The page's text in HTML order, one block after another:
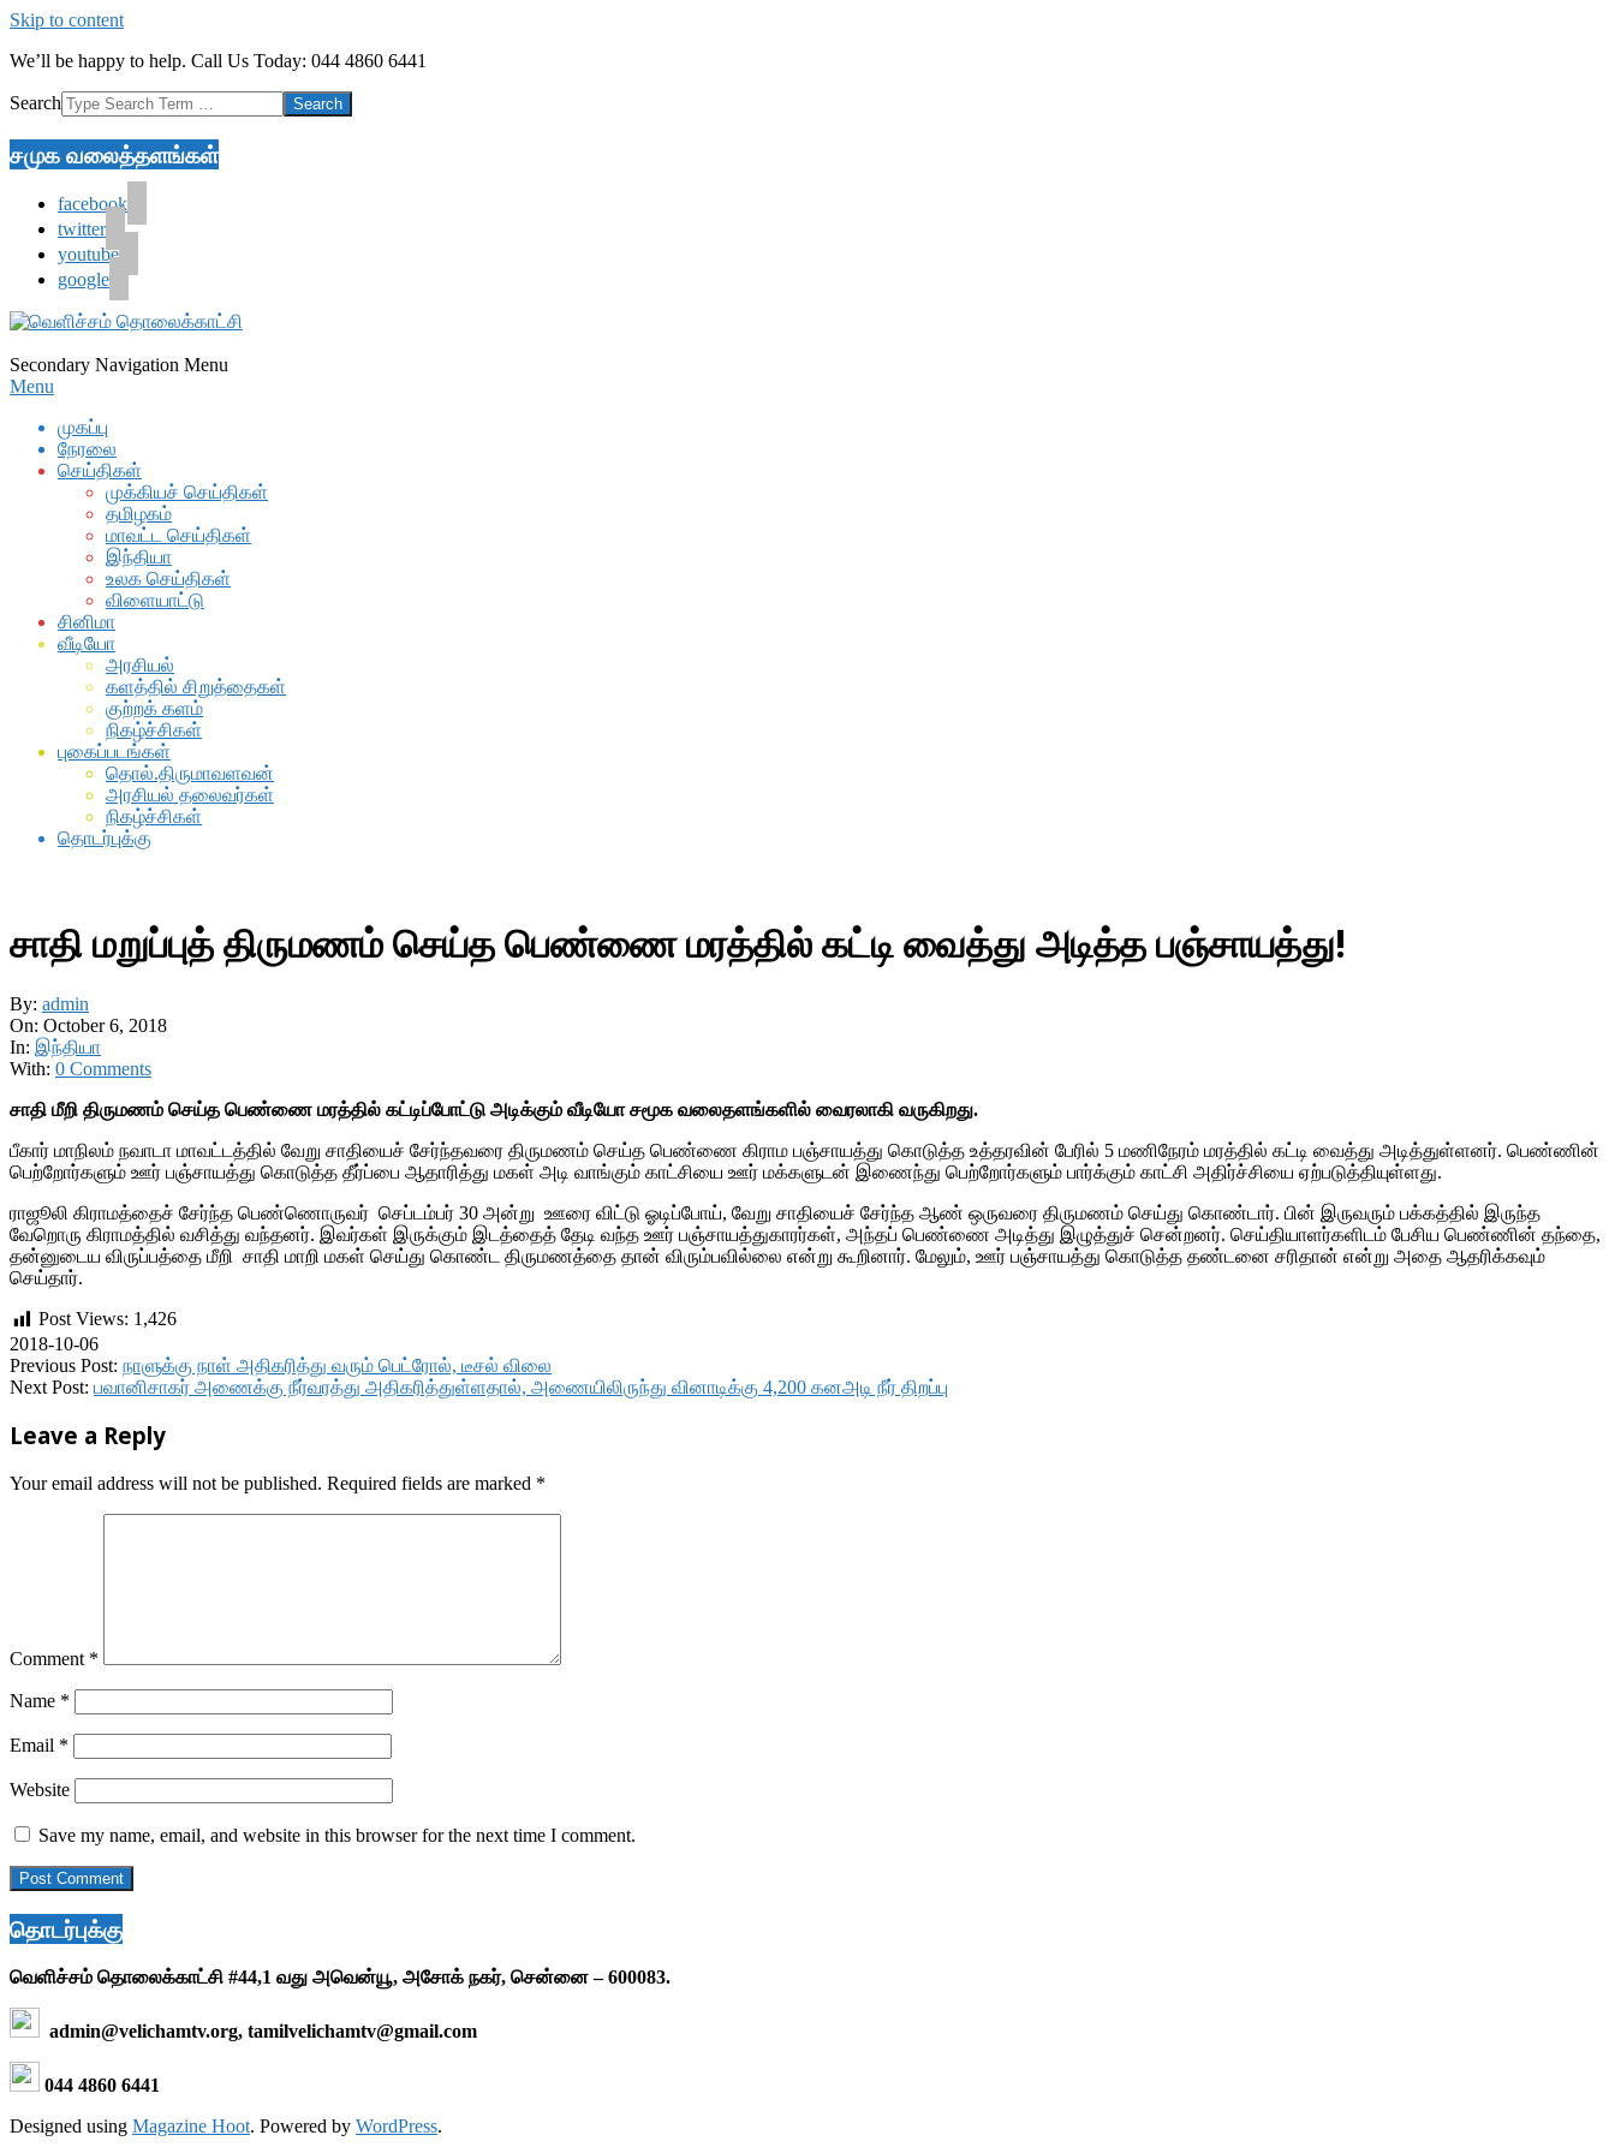
Skip to content
We’ll be happy to help. Call Us Today: 044 4860 6441
Search
சமுக வலைத்தளங்கள்
facebook
twitter
youtube
google
Secondary Navigation Menu
Menu
முகப்பு
நேரலை
செய்திகள்
முக்கியச் செய்திகள்
தமிழகம்
மாவட்ட செய்திகள்
இந்தியா
உலக செய்திகள்
விளையாட்டு
சினிமா
வீடியோ
அரசியல்
களத்தில் சிறுத்தைகள்
குற்றக் களம்
நிகழ்ச்சிகள்
புகைப்படங்கள்
தொல்.திருமாவளவன்
அரசியல் தலைவர்கள்
நிகழ்ச்சிகள்
தொடர்புக்கு
சாதி மறுப்புத் திருமணம் செய்த பெண்ணை மரத்தில் கட்டி வைத்து அடித்த பஞ்சாயத்து!
By: admin
On: October 6, 2018
In: இந்தியா
With: 0 Comments
சாதி மீறி திருமணம் செய்த பெண்ணை மரத்தில் கட்டிப்போட்டு அடிக்கும் வீடியோ சமூக வலைதளங்களில் வைரலாகி வருகிறது.
பீகார் மாநிலம் நவாடா மாவட்டத்தில் வேறு சாதியைச் சேர்ந்தவரை திருமணம் செய்த பெண்ணை கிராம பஞ்சாயத்து கொடுத்த உத்தரவின் பேரில் 5 மணிநேரம் மரத்தில் கட்டி வைத்து அடித்துள்ளனர். பெண்ணின்
பெற்றோர்களும் ஊர் பஞ்சாயத்து கொடுத்த தீர்ப்பை ஆதாரித்து மகள் அடி வாங்கும் காட்சியை ஊர் மக்களுடன் இணைந்து பெற்றோர்களும் பார்க்கும் காட்சி அதிர்ச்சியை ஏற்படுத்தியுள்ளது.
ராஜூலி கிராமத்தைச் சேர்ந்த பெண்ணொருவர் செப்டம்பர் 30 அன்று ஊரை விட்டு ஓடிப்போய், வேறு சாதியைச் சேர்ந்த ஆண் ஒருவரை திருமணம் செய்து கொண்டார். பின் இருவரும் பக்கத்தில் இருந்த
வேறொரு கிராமத்தில் வசித்து வந்தனர். இவர்கள் இருக்கும் இடத்தைத் தேடி வந்த ஊர் பஞ்சாயத்துகாரர்கள், அந்தப் பெண்ணை அடித்து இழுத்துச் சென்றனர். செய்தியாளர்களிடம் பேசிய பெண்ணின் தந்தை,
தன்னுடைய விருப்பத்தை மீறி சாதி மாறி மகள் செய்து கொண்ட திருமணத்தை தான் விரும்பவில்லை என்று கூறினார். மேலும், ஊர் பஞ்சாயத்து கொடுத்த தண்டனை சரிதான் என்று அதை ஆதரிக்கவும்
செய்தார்.
Post Views: 1,426
2018-10-06
Previous Post: நாளுக்கு நாள் அதிகரித்து வரும் பெட்ரோல், டீசல் விலை
Next Post: பவானிசாகர் அணைக்கு நீர்வரத்து அதிகரித்துள்ளதால், அணையிலிருந்து வினாடிக்கு 4,200 கனஅடி நீர் திறப்பு
Leave a Reply
Your email address will not be published. Required fields are marked *
Comment *
Name *
Email *
Website
Save my name, email, and website in this browser for the next time I comment.
தொடர்புக்கு
வெளிச்சம் தொலைக்காட்சி #44,1 வது அவென்யூ, அசோக் நகர், சென்னை – 600083.
admin@velichamtv.org, tamilvelichamtv@gmail.com
044 4860 6441
Designed using Magazine Hoot. Powered by WordPress.